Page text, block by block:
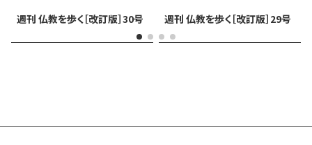
週刊 仏教を歩く［改訂版］30号 週刊 仏教を歩く［改訂版］29号